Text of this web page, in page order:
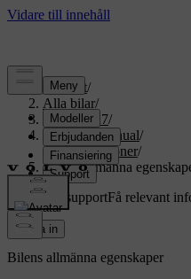
Support/
Alla bilar/
EX60 2027/
Användarmanual/
Specifikationer/
Bilens allmänna
Anpassad supportFå relevant
Logga in
Bilens allmänna egenskaper